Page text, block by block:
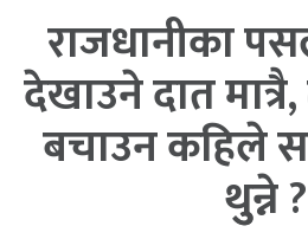
राजधानीका
देखाउने दात
बचाउन कहिले
थुुन्ने ?